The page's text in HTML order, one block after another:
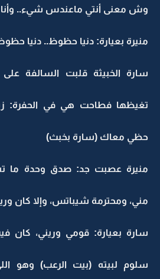
وش معنى أنتي ماعندس شيء.. وأنا
منيرة بعيارة: دنيا حظوظ.. دنيا
سارة الخبيثة قلبت السالفة
تغيظها فطاحت هي في الحفرة:
حظي معاك (سارة بخبث)
منيرة عصبت جد: صدق وحدة ما
مني، ومحترمة شيباتس، وإلا
سارة بعيارة: قومي وريني، كان
سلوم لبيته (بيت الرعب) وهو